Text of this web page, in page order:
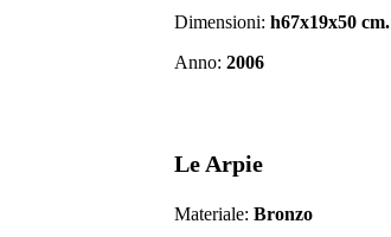
Dimensioni: h67x19x50 cm.
Anno: 2006
Le Arpie
Materiale: Bronzo